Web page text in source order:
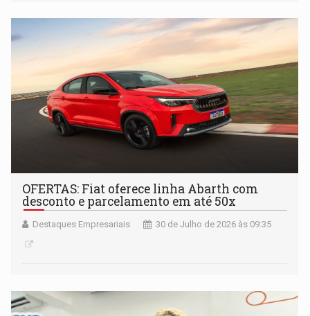
OFERTAS: Fiat oferece linha Abarth com
desconto e parcelamento em até 50x
Destaques Empresariais 30 de Julho de 2026 às 09:35